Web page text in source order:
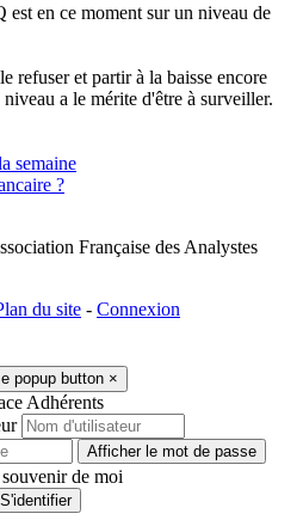
en ce moment sur un niveau de
refuser et partir à la baisse encore
a le mérite d'être à surveiller.
semaine
?
Française des Analystes
du site - Connexion
×
Adhérents
Afficher le mot de passe
souvenir de moi
S'identifier